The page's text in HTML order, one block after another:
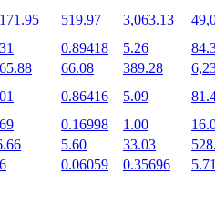
tokens populares.
519.97 3,063.13
0.89418 5.26
66.08 389.28
0.86416 5.09
0.16998 1.00
5.60 33.03
0.06059 0.35696